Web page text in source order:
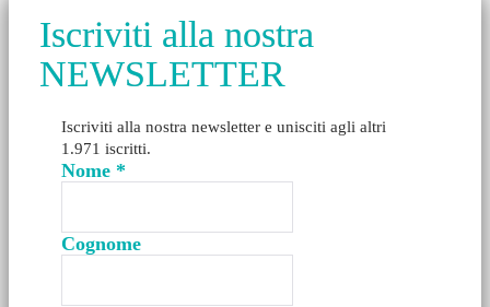
Iscriviti alla nostra
NEWSLETTER
Iscriviti alla nostra newsletter e unisciti agli altri
1.971 iscritti.
Nome *
Cognome